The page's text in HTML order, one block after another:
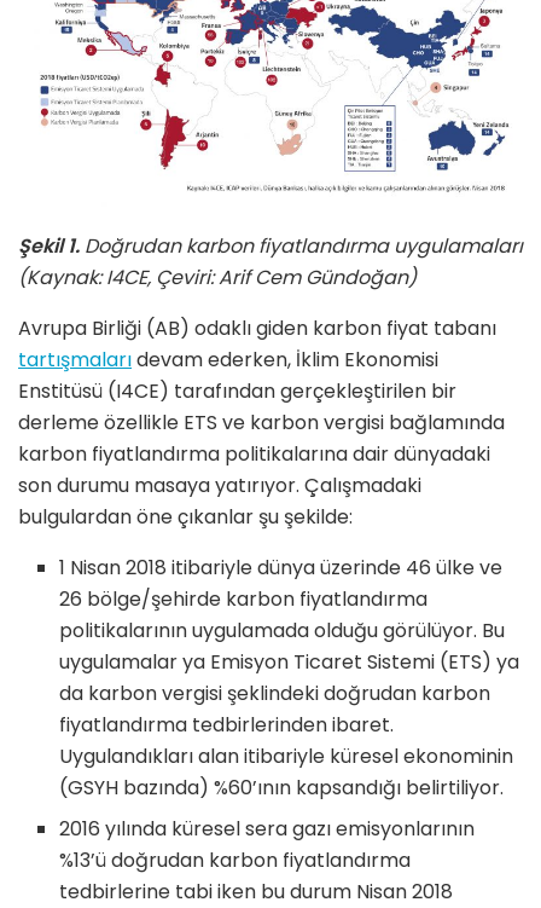
Şekil 1. Doğrudan karbon fiyatlandırma uygulamaları
(Kaynak: I4CE, Çeviri: Arif Cem Gündoğan)
Avrupa Birliği (AB) odaklı giden karbon fiyat tabanı
tartışmalarıdevam ederken, İklim Ekonomisi
Enstitüsü (I4CE) tarafından gerçekleştirilen bir
derleme özellikle ETS ve karbon vergisi bağlamında
karbon fiyatlandırma politikalarına dair dünyadaki
son durumu masaya yatırıyor. Çalışmadaki
bulgulardan öne çıkanlar şu şekilde:
1 Nisan 2018 itibariyle dünya üzerinde 46 ülke ve
26 bölge/şehirde karbon fiyatlandırma
politikalarının uygulamada olduğu görülüyor. Bu
uygulamalar ya Emisyon Ticaret Sistemi (ETS) ya
da karbon vergisi şeklindeki doğrudan karbon
fiyatlandırma tedbirlerinden ibaret.
Uygulandıkları alan itibariyle küresel ekonominin
(GSYH bazında) %60’ının kapsandığı belirtiliyor.
2016 yılında küresel sera gazı emisyonlarının
%13’ü doğrudan karbon fiyatlandırma
tedbirlerine tabi iken bu durum Nisan 2018